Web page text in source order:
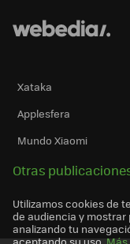
Xataka
Applesfera
Mundo Xiaomi
Otras
Utilizamos cookies de
de audiencia y
analizando tu